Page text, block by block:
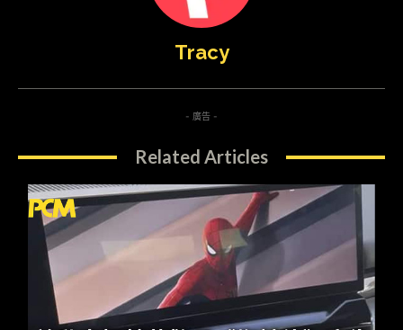
Tracy
- 廣告 -
Related Articles